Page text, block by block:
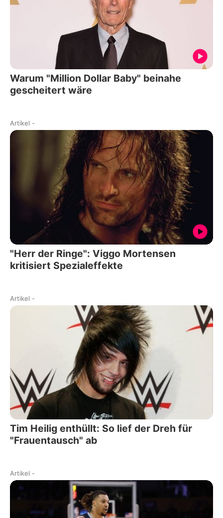
Warum "Million Dollar Baby" beinahe
gescheitert wäre
Artikel -
"Herr der Ringe": Viggo Mortensen
kritisiert Spezialeffekte
Artikel -
Tim Heilig enthüllt: So lief der Dreh für
"Frauentausch" ab
Artikel -